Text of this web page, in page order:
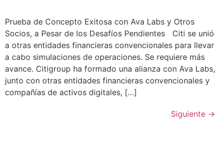
Prueba de Concepto Exitosa con Ava Labs y Otros
Socios, a Pesar de los Desafíos Pendientes Citi se unió
a otras entidades financieras convencionales para llevar
a cabo simulaciones de operaciones. Se requiere más
avance. Citigroup ha formado una alianza con Ava Labs,
junto con otras entidades financieras convencionales y
compañías de activos digitales, […]
Siguiente →